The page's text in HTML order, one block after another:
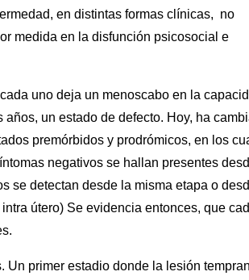
en distintas formas clínicas, no
medida en la disfunción psicosocial e
uno deja un menoscabo en la
un estado de defecto. Hoy, ha
premórbidos y prodrómicos, en los
negativos se hallan presentes
se detectan desde la misma etapa o
útero) Se evidencia entonces, que
Un primer estadio donde la lesión